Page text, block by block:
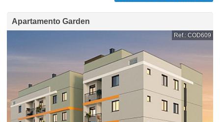
Apartamento Garden
Ref.: COD609